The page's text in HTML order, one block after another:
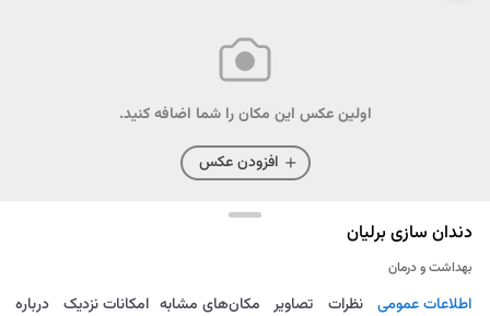
اولین عکس این مکان را شما اضافه کنید.
افزودن عکس
دندان سازی برلیان
بهداشت و درمان
اطلاعات عمومی نظرات تصاویر مکان‌های مشابه امکانات نزدیک درباره